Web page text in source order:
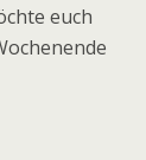
euch